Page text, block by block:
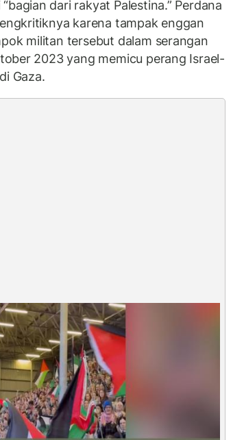
dari rakyat Palestina.” Perdana
karena tampak enggan
militan tersebut dalam serangan
2023 yang memicu perang Israel-
Gaza.